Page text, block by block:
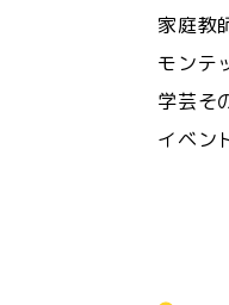
家庭教
モンテ
学芸そ
イベン